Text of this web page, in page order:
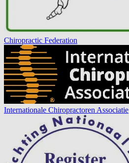
Chiropractic Federation
Internationale Chiropractoren Associatie